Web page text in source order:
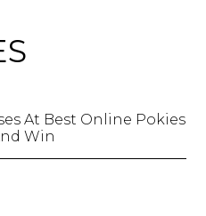
At Best Online Pokies
Win